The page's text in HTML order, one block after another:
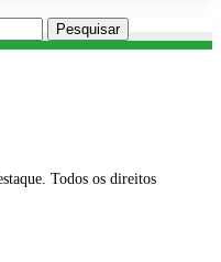
Todos os direitos